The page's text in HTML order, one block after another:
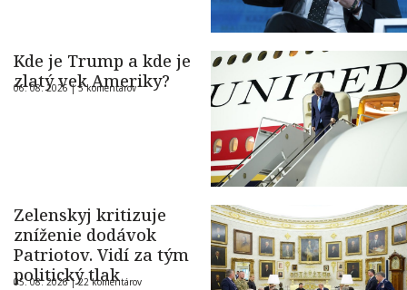
Kde je Trump a kde je
zlatý vek Ameriky?
06. 08. 2026 |5 komentárov
Zelenskyj kritizuje
zníženie dodávok
Patriotov. Vidí za tým
politický tlak
05. 08. 2026 |22 komentárov